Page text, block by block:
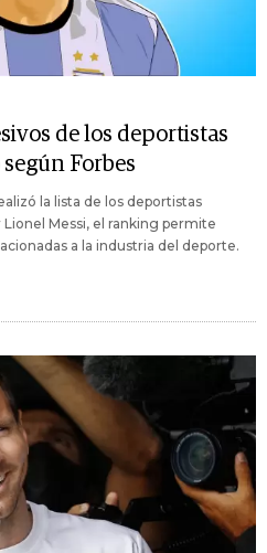
de los deportistas
Forbes
la lista de los deportistas
Messi, el ranking permite
a la industria del deporte.